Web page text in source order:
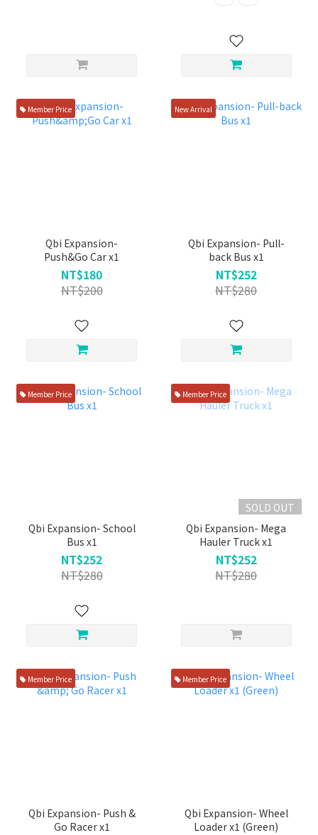
Member Price
Qbi Expansion-
Push&Go Car x1
NT$180
NT$200
New Arrival
Qbi Expansion- Pull-
back Bus x1
NT$252
NT$280
Member Price
Qbi Expansion- School
Bus x1
NT$252
NT$280
Member Price
SOLD OUT
Qbi Expansion- Mega
Hauler Truck x1
NT$252
NT$280
Member Price
Qbi Expansion- Push &
Go Racer x1
Member Price
Qbi Expansion- Wheel
Loader x1 (Green)